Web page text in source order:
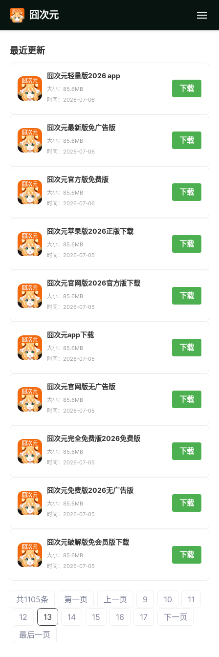
囧次元
最近更新
最近更新
囧次元轻量版2026 app
大小：85.6MB
时间：2026-07-06
下载
囧次元最新版免广告版
大小：85.6MB
时间：2026-07-06
下载
囧次元官方版免费版
大小：85.6MB
时间：2026-07-06
下载
囧次元苹果版2026正版下载
大小：85.6MB
时间：2026-07-05
下载
囧次元官网版2026官方版下载
大小：85.6MB
时间：2026-07-05
下载
囧次元app下载
大小：85.6MB
时间：2026-07-05
下载
囧次元官网版无广告版
大小：85.6MB
时间：2026-07-05
下载
囧次元完全免费版2026免费版
大小：85.6MB
时间：2026-07-05
下载
囧次元免费版2026无广告版
大小：85.6MB
时间：2026-07-05
下载
囧次元破解版免会员版下载
大小：85.6MB
时间：2026-07-05
下载
共1105条 第一页 上一页 9 10
11
12
13 14 15 16 17
下一页
最后一页